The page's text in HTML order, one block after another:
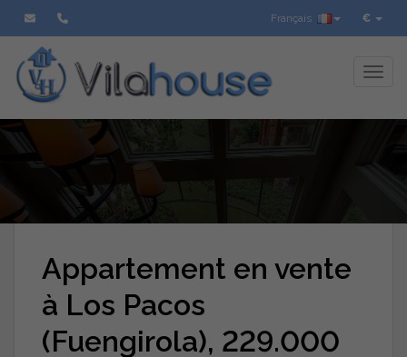
€
Français
Appartement en vente
à Los Pacos
(Fuengirola), 229.000